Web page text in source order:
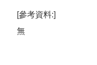
[參考資料:]
無